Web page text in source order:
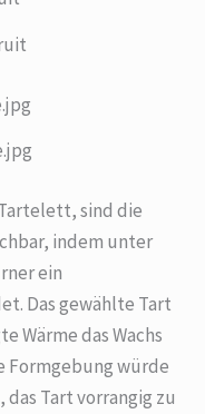
sind die
indem unter
ein
Das gewählte Tart
Wärme das Wachs
Formgebung würde
Tart vorrangig zu